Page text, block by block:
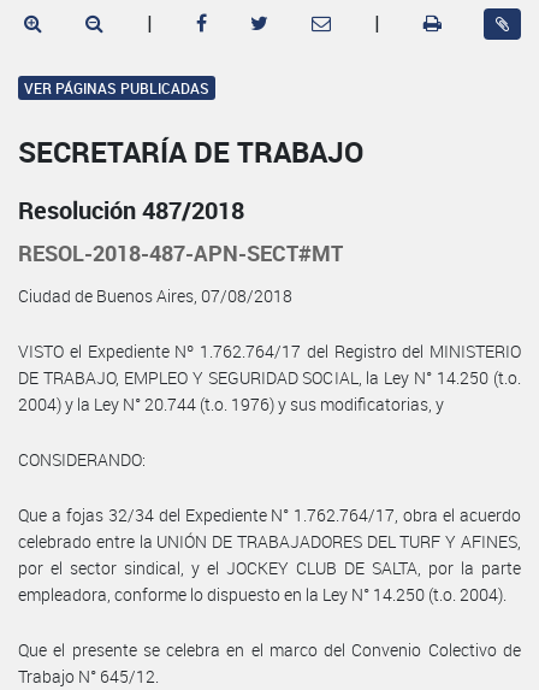
| |
VER PÁGINAS PUBLICADAS
SECRETARÍA DE TRABAJO
Resolución 487/2018
RESOL-2018-487-APN-SECT#MT
Ciudad de Buenos Aires, 07/08/2018
VISTO el Expediente Nº 1.762.764/17 del Registro del MINISTERIO
DE TRABAJO, EMPLEO Y SEGURIDAD SOCIAL, la Ley N° 14.250 (t.o.
2004) y la Ley N° 20.744 (t.o. 1976) y sus modificatorias, y
CONSIDERANDO:
Que a fojas 32/34 del Expediente N° 1.762.764/17, obra el acuerdo
celebrado entre la UNIÓN DE TRABAJADORES DEL TURF Y AFINES,
por el sector sindical, y el JOCKEY CLUB DE SALTA, por la parte
empleadora, conforme lo dispuesto en la Ley N° 14.250 (t.o. 2004).
Que el presente se celebra en el marco del Convenio Colectivo de
Trabajo N° 645/12.